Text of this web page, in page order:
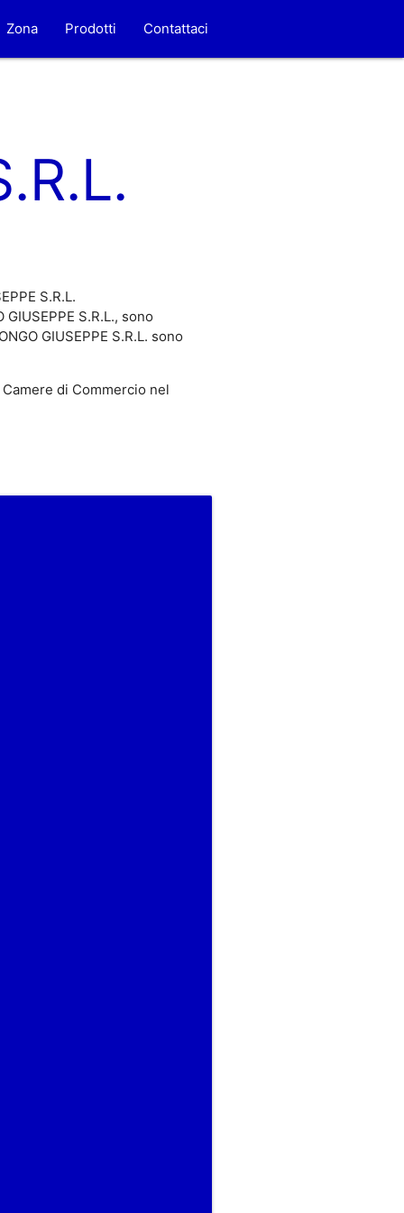
Zona Prodotti Contattaci
S.R.L.
S.R.L., sono
GIUSEPPE S.R.L. sono
di Commercio nel